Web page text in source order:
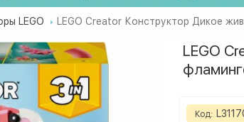
LEGO LEGO Creator Конструктор Дикое
LEGO
Код: